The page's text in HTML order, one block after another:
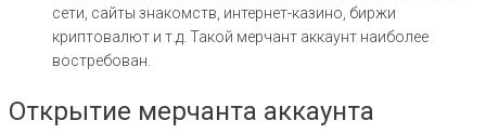
сети, сайты знакомств, интернет-казино, биржи
криптовалют и т.д. Такой мерчант аккаунт наиболее
востребован.
Открытие мерчанта аккаунта